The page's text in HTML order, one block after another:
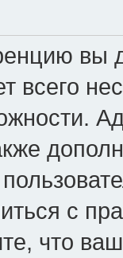
вы
всего
с
что